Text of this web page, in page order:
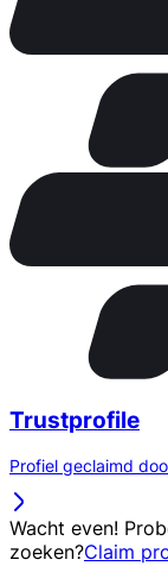
Trustprofile
Profiel geclaimd
Wacht even!
zoeken?Claim